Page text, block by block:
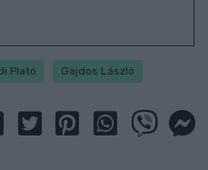
Plató Gajdos László